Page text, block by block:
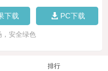
下载 PC下载
，安全绿色
排行